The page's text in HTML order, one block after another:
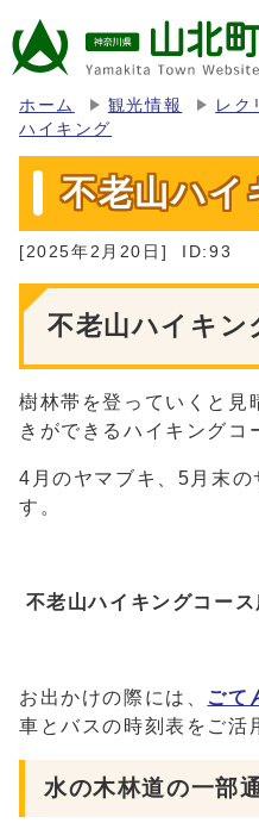
ホーム 観光情報
レク
ハイキング
不老山ハイ
[2025年2月20日] ID:93
不老山ハイキン
樹林帯を登っていくと見
きができるハイキングコ
4月のヤマブキ、5月末
す。
不老山ハイキングコー
お出かけの際には、 ごて
車とバスの時刻表をご活
水の木林道の一部